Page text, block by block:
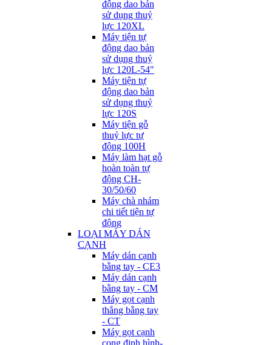
động dao bản
sử dụng thuỷ
lực 120XL
Máy tiện tự
động dao bản
sử dụng thuỷ
lực 120L-54"
Máy tiện tự
động dao bản
sử dụng thuỷ
lực 120S
Máy tiện gỗ
thuỷ lực tự
động 100H
Máy làm hạt gỗ
hoàn toàn tự
động CH-
30/50/60
Máy chà nhám
chi tiết tiện tự
động
LOẠI MÁY DÁN
CẠNH
Máy dán cạnh
bằng tay - CE3
Máy dán cạnh
bằng tay - CM
Máy gọt cạnh
thẳng bằng tay
- CT
Máy gọt cạnh
cong định hình-